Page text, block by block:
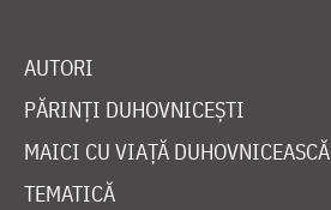
AUTORI
PĂRINȚI DUHOVNICEȘTI
MAICI CU VIAȚĂ DUHOVNICEASCĂ
TEMATICĂ